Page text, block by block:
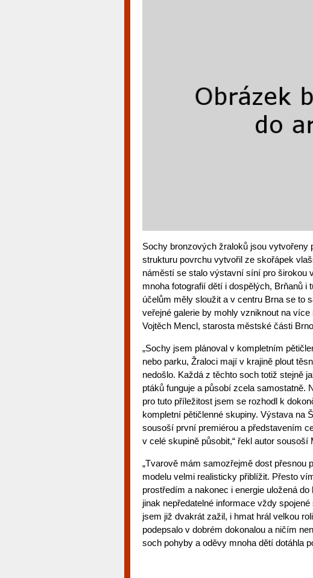
Sochy bronzových žraloků jsou vytvořeny
strukturu povrchu vytvořil ze skořápek
náměstí se stalo výstavní síní pro širokou
mnoha fotografií dětí i dospělých, Brňanů
účelům měly sloužit a v centru Brna se to
veřejné galerie by mohly vzniknout na
Vojtěch Mencl, starosta městské části
„Sochy jsem plánoval v kompletním
nebo parku, Žraloci mají v krajině plout
nedošlo. Každá z těchto soch totiž stejně
ptáků funguje a působí zcela samostatně.
pro tuto příležitost jsem se rozhodl k
kompletní pětičlenné skupiny. Výstava na
sousoší první premiérou a představením
v celé skupině působit,“ řekl autor sousoší
„Tvarově mám samozřejmě dost přesnou
modelu velmi realisticky přiblížit. Přesto
prostředím a nakonec i energie uložená
jinak nepředatelné informace vždy
jsem již dvakrát zažil, i hmat hrál velkou
podepsalo v dobrém dokonalou a ničím
soch pohyby a oděvy mnoha dětí dotáhla